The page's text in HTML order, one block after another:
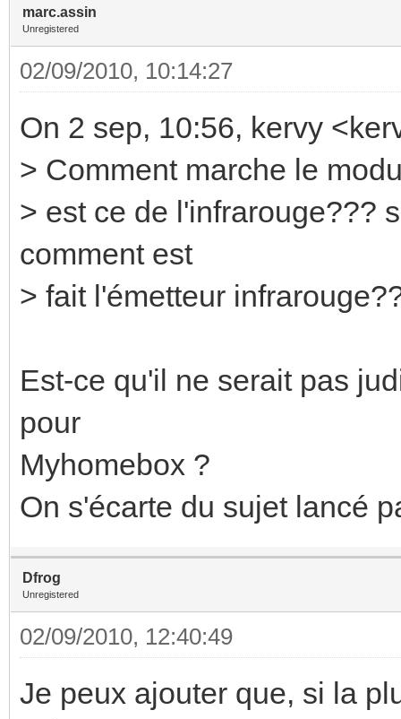
marc.assin
Unregistered
02/09/2010, 10:14:27
On 2 sep, 10:56, kervy
> Comment marche le
> est ce de l'infrarouge???
comment est
> fait l'émetteur
Est-ce qu'il ne serait pas
pour
Myhomebox ?
On s'écarte du sujet lancé
Dfrog
Unregistered
02/09/2010, 12:40:49
Je peux ajouter que, si la